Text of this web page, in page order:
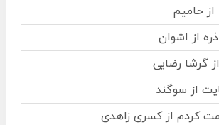
حامیم
از اشوان
گرشا رضایی
از سوگند
کردم از کسری زاهدی